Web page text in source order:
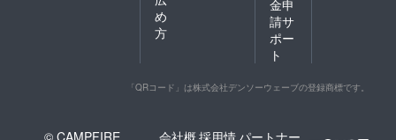
め
方
金申
請サ
ポー
ト
「QRコード」は株式会社デンソーウェーブの登録商標です。